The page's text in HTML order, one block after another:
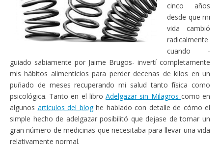
cinco años
desde que mi
vida cambió
radicalmente
cuando -
guiado sabiamente por Jaime Brugos- invertí completamente
mis hábitos alimenticios para perder decenas de kilos en un
puñado de meses recuperando mi salud tanto física como
psicológica. Tanto en el libroAdelgazar sin Milagros como en
algunos artículos del bloghe hablado con detalle de cómo el
simple hecho de adelgazar posibilitó que dejase de tomar un
gran número de medicinas que necesitaba para llevar una vida
relativamente normal.